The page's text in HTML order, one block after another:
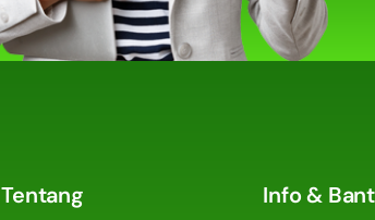
Tentang Info &